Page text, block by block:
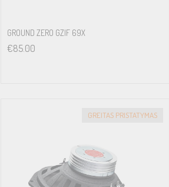
GROUND ZERO GZIF 69X
€85.00
GREITAS PRISTATYMAS